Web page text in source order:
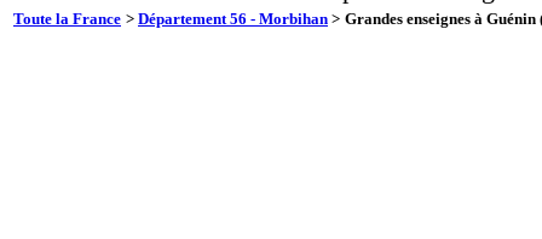
Toute la France > Département 56 - Morbihan > Grandes enseignes à